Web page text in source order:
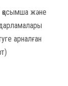
қосымша және
арналған